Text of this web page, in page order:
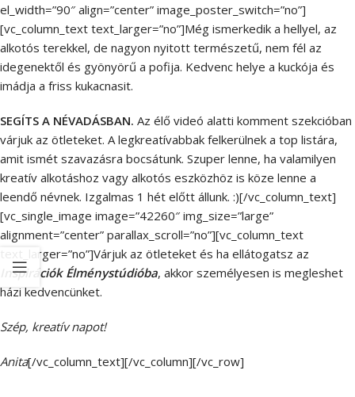
el_width=”90″ align=”center” image_poster_switch=”no”]
[vc_column_text text_larger=”no”]Még ismerkedik a hellyel, az
alkotós terekkel, de nagyon nyitott természetű, nem fél az
idegenektől és gyönyörű a pofija. Kedvenc helye a kuckója és
imádja a friss kukacnasit.
SEGÍTS A NÉVADÁSBAN. Az élő videó alatti komment szekcióban
várjuk az ötleteket. A legkreatívabbak felkerülnek a top listára,
amit ismét szavazásra bocsátunk. Szuper lenne, ha valamilyen
kreatív alkotáshoz vagy alkotós eszközhöz is köze lenne a
leendő névnek. Izgalmas 1 hét előtt állunk. :)[/vc_column_text]
[vc_single_image image=”42260″ img_size=”large”
alignment=”center” parallax_scroll=”no”][vc_column_text
text_larger=”no”]Várjuk az ötleteket és ha ellátogatsz az
Inspirációk Élménystúdióba, akkor személyesen is megleshet
házi kedvencünket.
Szép, kreatív napot!
Anita[/vc_column_text][/vc_column][/vc_row]